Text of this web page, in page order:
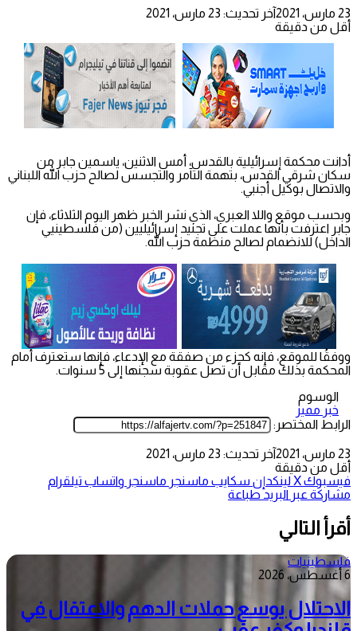
23 مارس، 2021
آخر تحديث: 23 مارس، 2021
أقل من دقيقة
أدانت محكمة إسرائيلية بالقدس، أمس الاثنين، ياسمين جابر من
سكان شرقي القدس، بتهمة التآمر والتجسس لصالح حزب الله اللبناني
والاتصال بوكيل أجنبي.
وبحسب موقع واللا العبري، الذي نشر الخبر ظهر اليوم الثلاثاء، فإن
جابر اعترفت بأنها عملت على تجنيد إسرائيليين (من فلسطينيي
الداخل) للانضمام لصالح منظمة حزب الله.
ووفقُا للموقع، فإنه كجزء من صفقة مع الإدعاء، فإنها ستعترف أمام
المحكمة بذلك مقابل أن تصل عقوبة سجنها إلى 5 سنوات.
الوسوم
خبر مميز
الرابط المختصر:
23 مارس، 2021
آخر تحديث: 23 مارس، 2021
أقل من دقيقة
فيسبوك‫Xلينكدإن سكايب ماسنجر ماسنجر واتساب تيلقرام
مشاركة عبر البريد طباعة
أقرأ التالي
فلسطينيات
6 أغسطس، 2026
الاحتلال يوسع حملات الدهم والاعتقال في